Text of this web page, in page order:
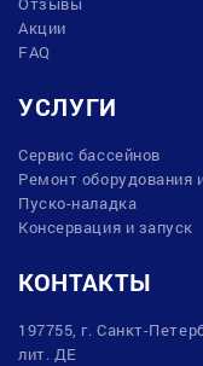
Акции
FAQ
УСЛУГИ
Сервис бассейнов
Ремонт оборудования
Пуско-наладка
Консервация и запуск
КОНТАКТЫ
197755, г. Санкт-
лит. ДЕ